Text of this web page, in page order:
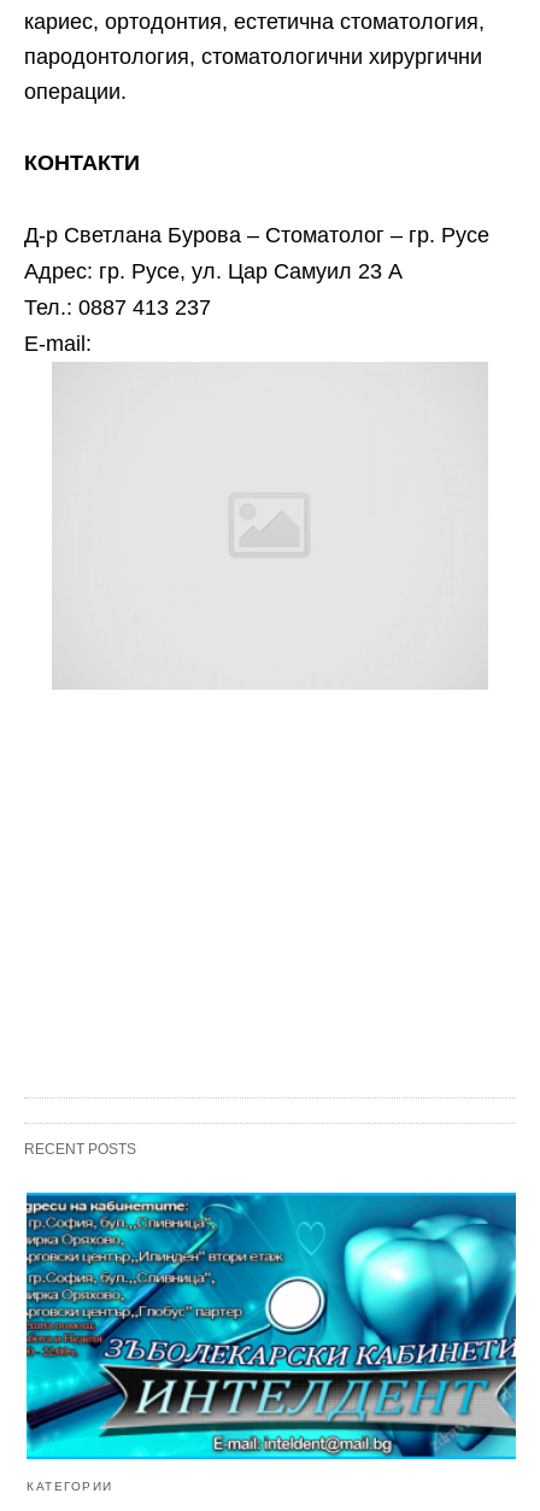
кариес, ортодонтия, естетична стоматология,
пародонтология, стоматологични хирургични
операции.
КОНТАКТИ
Д-р Светлана Бурова – Стоматолог – гр. Русе
Адрес: гр. Русе, ул. Цар Самуил 23 А
Тел.: 0887 413 237
Е-mail:
RECENT POSTS
КАТЕГОРИИ